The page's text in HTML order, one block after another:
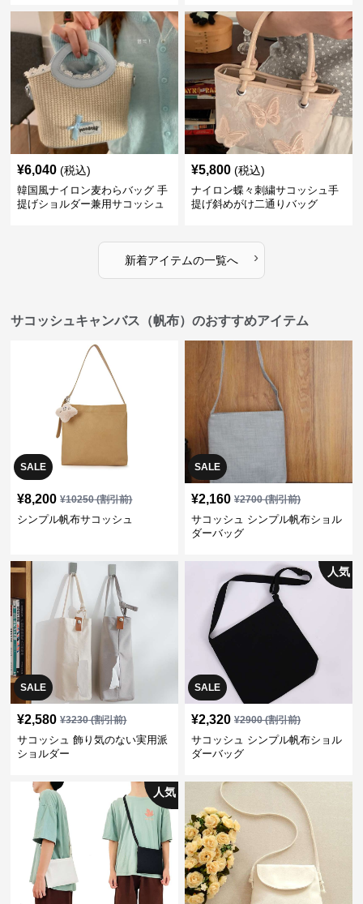
¥6,040 (税込)
韓国風ナイロン麦わらバッグ 手
提げショルダー兼用サコッシュ
¥5,800 (税込)
ナイロン蝶々刺繍サコッシュ手
提げ斜めがけ二通りバッグ
新着アイテムの一覧へ ›
サコッシュキャンバス（帆布）のおすすめアイテム
SALE
¥8,200 ¥10250(割引前)
シンプル帆布サコッシュ
SALE
¥2,160 ¥2700(割引前)
サコッシュ シンプル帆布ショル
ダーバッグ
SALE
¥2,580 ¥3230(割引前)
サコッシュ 飾り気のない実用派
ショルダー
SALE
人気
¥2,320 ¥2900(割引前)
サコッシュ シンプル帆布ショル
ダーバッグ
人気